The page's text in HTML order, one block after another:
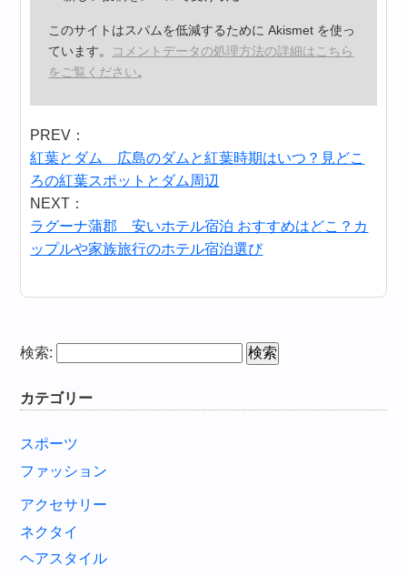
このサイトはスパムを低減するために Akismet を使っ
ています。 コメントデータの処理方法の詳細はこちら
をご覧ください。
PREV：
紅葉とダム 広島のダムと紅葉時期はいつ？見どこ
ろの紅葉スポットとダム周辺
NEXT：
ラグーナ蒲郡 安いホテル宿泊 おすすめはどこ？カ
ップルや家族旅行のホテル宿泊選び
検索:
カテゴリー
スポーツ
ファッション
アクセサリー
ネクタイ
ヘアスタイル